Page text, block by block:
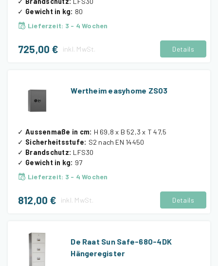
✓ Gewicht in kg: 80
Lieferzeit: 3 - 4 Wochen
725,00 € inkl. MwSt. Details
Wertheim easyhome ZS03
✓ Aussenmaße in cm: H 69,8 x B 52,3 x T 47,5
✓ Sicherheitsstufe: S2 nach EN 14450
✓ Brandschutz: LFS30
✓ Gewicht in kg: 97
Lieferzeit: 3 - 4 Wochen
812,00 € inkl. MwSt. Details
De Raat Sun Safe-680-4DK
Hängeregister